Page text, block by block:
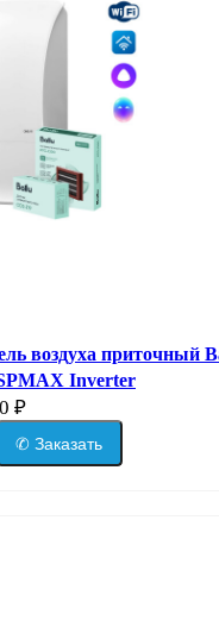
воздуха приточный
Inverter
₽
✆ Заказать